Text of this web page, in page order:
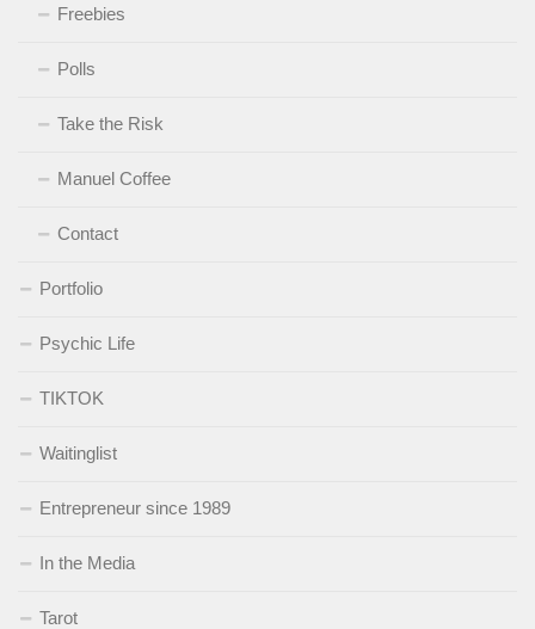
Freebies
Polls
Take the Risk
Manuel Coffee
Contact
Portfolio
Psychic Life
TIKTOK
Waitinglist
Entrepreneur since 1989
In the Media
Tarot